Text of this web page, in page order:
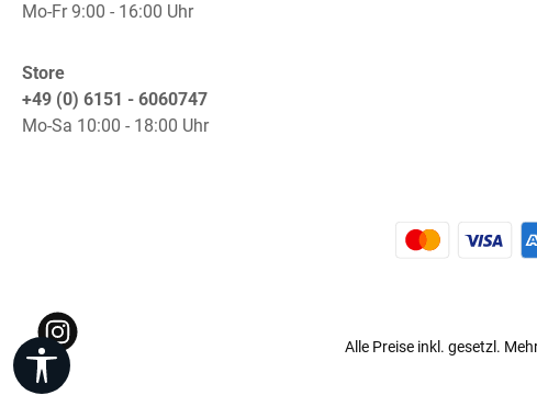
Mo-Fr 9:00 - 16:00 Uhr
Store
+49 (0) 6151 - 6060747
Mo-Sa 10:00 - 18:00 Uhr
Instagram
Alle Preise inkl. gesetzl.
Werkzeugleiste anzeigen